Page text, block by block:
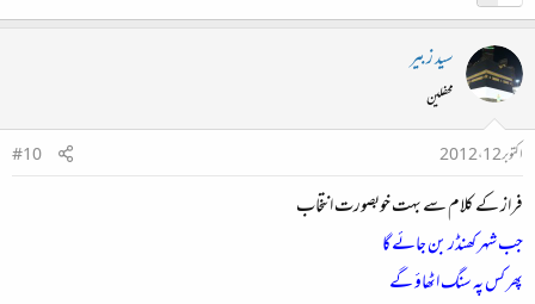
سید زبیر
محفلین
اکتوبر 12، 2012
#10
فراز کے کلام سے بہت خوبصورت انتخاب
جب شہر کھنڈر بن جائے گا
پھر کس پہ سنگ اٹھاؤ گے